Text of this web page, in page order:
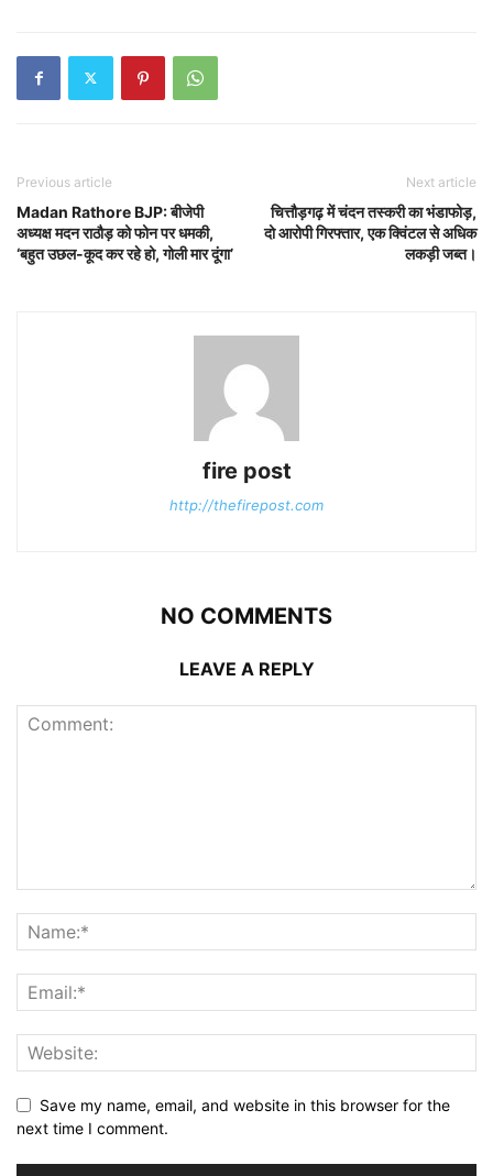
Previous article
Madan Rathore BJP: बीजेपी
अध्यक्ष मदन राठौड़ को फोन पर धमकी,
‘बहुत उछल-कूद कर रहे हो, गोली मार दूंगा’
Next article
चित्तौड़गढ़ में चंदन तस्करी का भंडाफोड़,
दो आरोपी गिरफ्तार, एक क्विंटल से अधिक
लकड़ी जब्त।
fire post
http://thefirepost.com
NO COMMENTS
LEAVE A REPLY
Save my name, email, and website in this browser for the
next time I comment.